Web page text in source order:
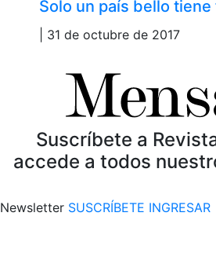
Solo un país bello
| 31 de octubre de 2017
Suscríbete a
accede a todos
Newsletter SUSCRÍBETE INGRESAR